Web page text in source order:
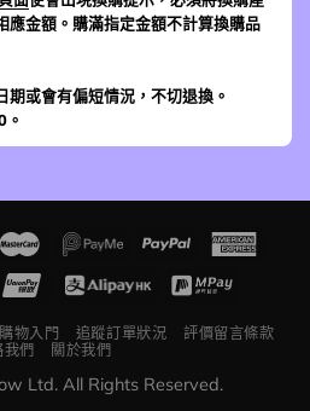
應金額。購滿指定金額不計算換購品
或會有偏短情況，不切退換。
物入門 追蹤訂單狀況
評價留言條款
我們
關於我們
Ltd. All Rights Reserved.